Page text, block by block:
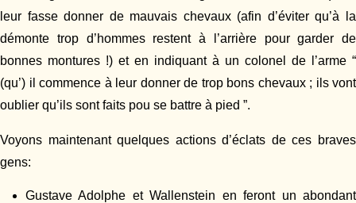
leur fasse donner de mauvais chevaux (afin d’éviter qu’à la
démonte trop d’hommes restent à l’arrière pour garder de
bonnes montures !) et en indiquant à un colonel de l’arme “
(qu’) il commence à leur donner de trop bons chevaux ; ils vont
oublier qu’ils sont faits pou se battre à pied ”.
Voyons maintenant quelques actions d’éclats de ces braves
gens:
Gustave Adolphe et Wallenstein en feront un abondant